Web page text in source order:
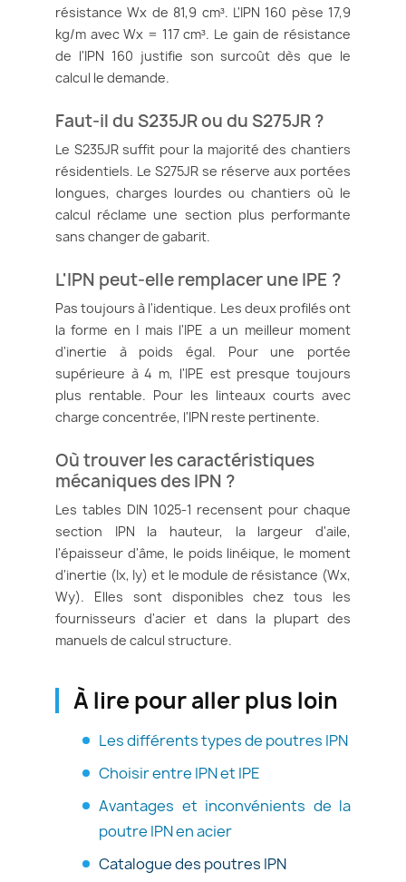
résistance Wx de 81,9 cm³. L'IPN 160 pèse 17,9
kg/m avec Wx = 117 cm³. Le gain de résistance
de l'IPN 160 justifie son surcoût dès que le
calcul le demande.
Faut-il du S235JR ou du S275JR ?
Le S235JR suffit pour la majorité des chantiers
résidentiels. Le S275JR se réserve aux portées
longues, charges lourdes ou chantiers où le
calcul réclame une section plus performante
sans changer de gabarit.
L'IPN peut-elle remplacer une IPE ?
Pas toujours à l'identique. Les deux profilés ont
la forme en I mais l'IPE a un meilleur moment
d'inertie à poids égal. Pour une portée
supérieure à 4 m, l'IPE est presque toujours
plus rentable. Pour les linteaux courts avec
charge concentrée, l'IPN reste pertinente.
Où trouver les caractéristiques
mécaniques des IPN ?
Les tables DIN 1025-1 recensent pour chaque
section IPN la hauteur, la largeur d'aile,
l'épaisseur d'âme, le poids linéique, le moment
d'inertie (Ix, Iy) et le module de résistance (Wx,
Wy). Elles sont disponibles chez tous les
fournisseurs d'acier et dans la plupart des
manuels de calcul structure.
À lire pour aller plus loin
Les différents types de poutres IPN
Choisir entre IPN et IPE
Avantages et inconvénients de la
poutre IPN en acier
Catalogue des poutres IPN